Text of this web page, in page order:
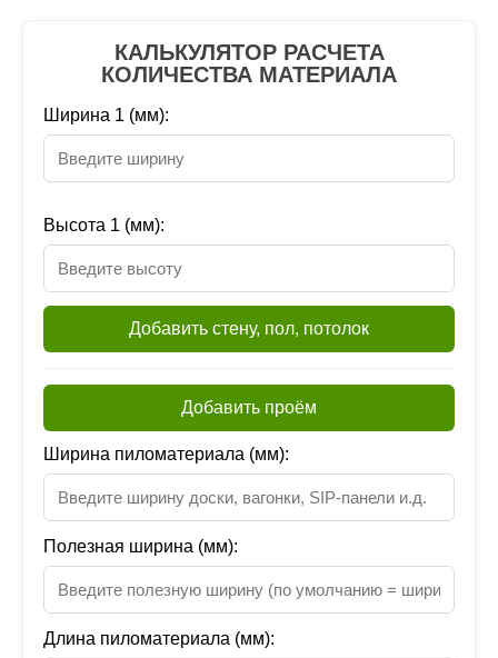
КАЛЬКУЛЯТОР РАСЧЕТА
КОЛИЧЕСТВА МАТЕРИАЛА
Ширина 1 (мм):
Высота 1 (мм):
Добавить стену, пол, потолок
Добавить проём
Ширина пиломатериала (мм):
Полезная ширина (мм):
Длина пиломатериала (мм):